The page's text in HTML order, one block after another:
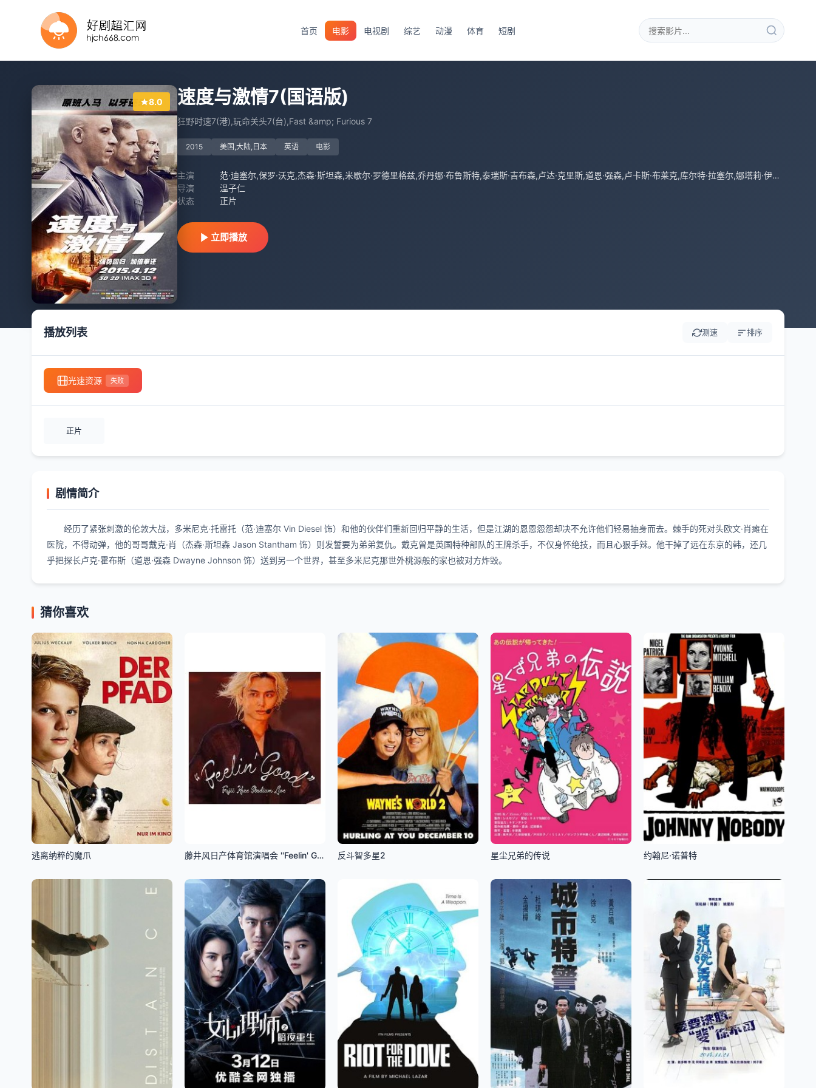
首页 电影 电视剧 综艺 动漫 体育 短剧
8.0 速度与激情7(国语版)
狂野时速7(港),玩命关头7(台),Fast &amp; Furious 7
2015 美国,大陆,日本 英语 电影
主演
范·迪塞尔,保罗·沃克,杰森·斯坦森,米歇尔·罗德里格兹,乔丹娜·布鲁斯特,泰瑞斯·吉布森,卢达·克里斯,道恩·强森,卢卡斯·布莱克,库尔特·拉塞尔,娜塔莉·伊曼纽尔,埃尔莎·帕塔奇,盖尔·加朵,约翰·布罗特顿,卢克·伊万斯,托尼·贾,杰曼·翰苏,诺尔·古格雷米,阿里·法扎勒,姜成镐,龙达·鲁西,伊吉·阿德利亚,乔恩·李·布罗迪
导演
温子仁
状态
正片
立即播放
播放列表 测速 排序
光速资源 失败
正片
剧情简介
经历了紧张刺激的伦敦大战，多米尼克·托雷托（范·迪塞尔 Vin Diesel 饰）和他的伙伴们重新回归平静的生活，但是江湖的恩恩怨怨却决不允许他们轻易抽身而去。棘手的死对头欧文·肖瘫在
医院，不得动弹，他的哥哥戴克·肖（杰森·斯坦森 Jason Stantham 饰）则发誓要为弟弟复仇。戴克曾是英国特种部队的王牌杀手，不仅身怀绝技，而且心狠手辣。他干掉了远在东京的韩，还几
乎把探长卢克·霍布斯（道恩·强森 Dwayne Johnson 饰）送到另一个世界，甚至多米尼克那世外桃源般的家也被对方炸毁。
猜你喜欢
逃离纳粹的魔爪 藤井风日产体育馆演唱会 ''Feelin' Good'' 反斗智多星2 星尘兄弟的传说 约翰尼·诺普特